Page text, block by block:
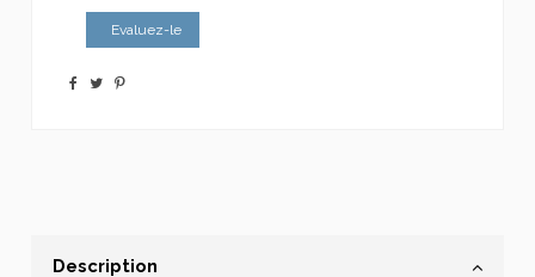
Evaluez-le
Description